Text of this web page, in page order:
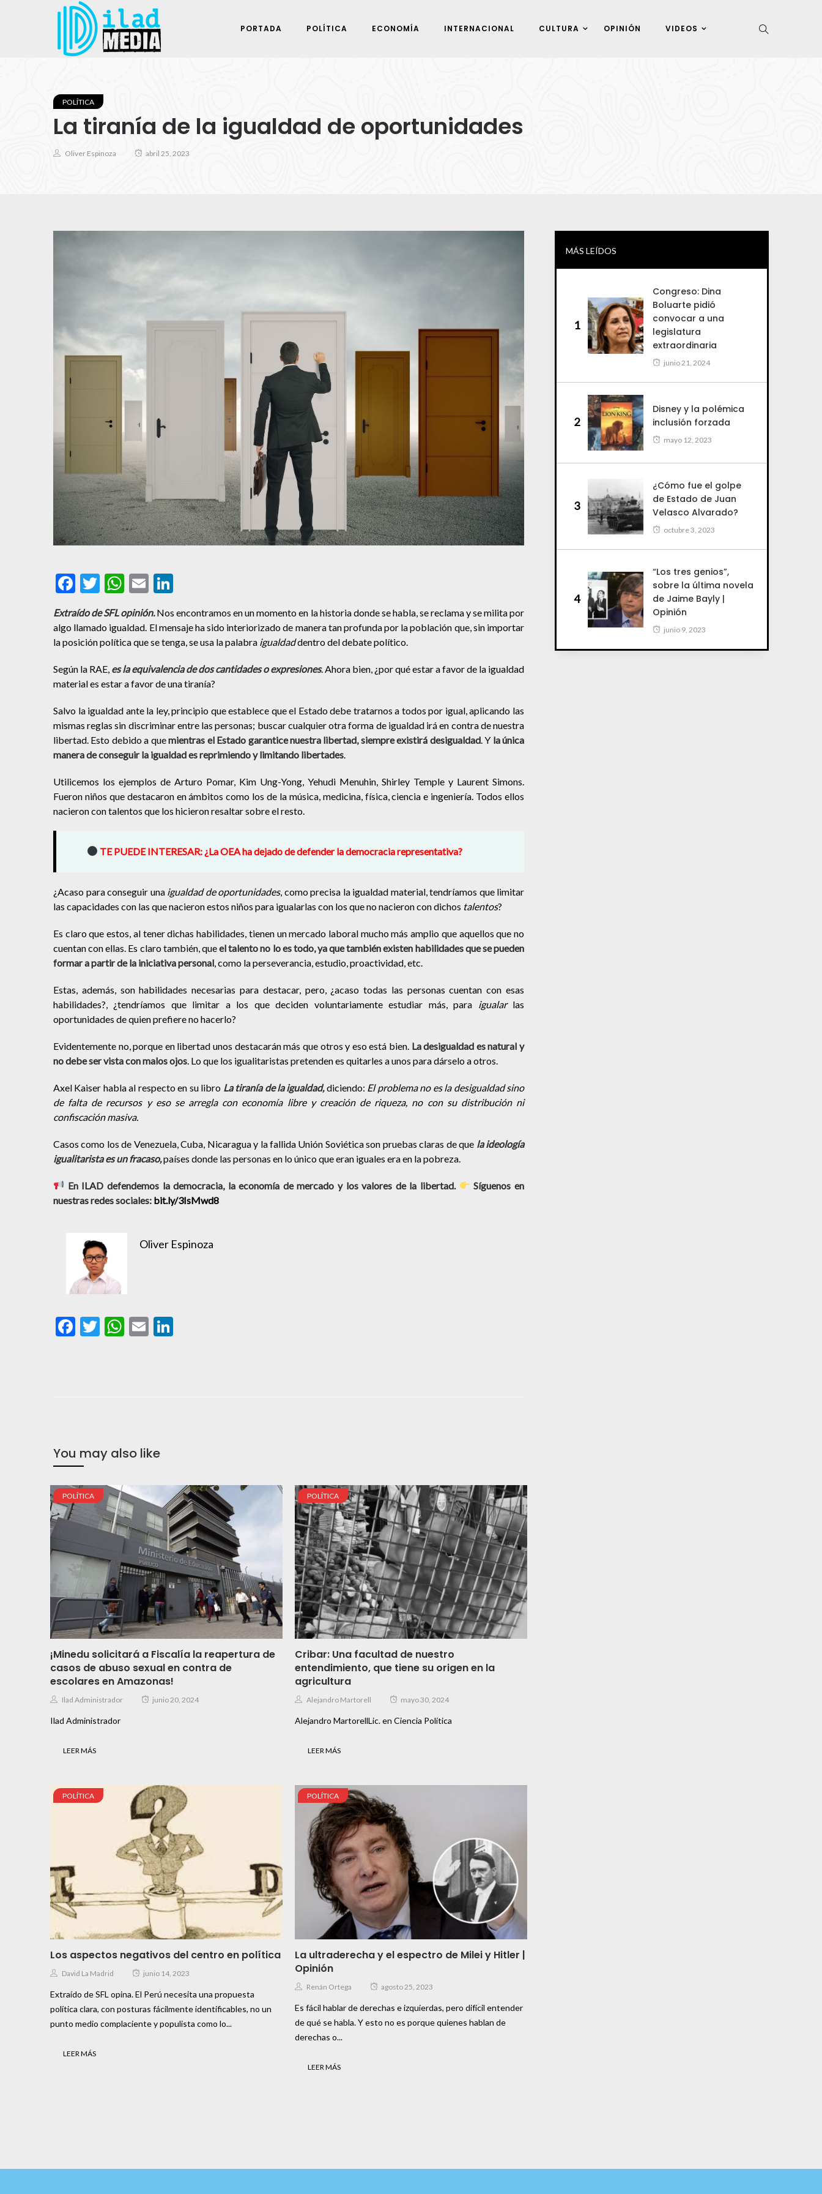
PORTADA POLÍTICA ECONOMÍA INTERNACIONAL CULTURA OPINIÓN VIDEOS
POLÍTICA
La tiranía de la igualdad de oportunidades
Oliver Espinoza abril 25, 2023
Facebook
Twitter
WhatsApp
Email
Extraído de SFL opinión. Nos encontramos en un momento en la historia donde se habla, se reclama y se milita por
algo llamado igualdad. El mensaje ha sido interiorizado de manera tan profunda por la población que, sin importar
la posición política que se tenga, se usa la palabra igualdaddentro del debate político.
Según la RAE, es la equivalencia de dos cantidades o expresiones. Ahora bien, ¿por qué estar a favor de la igualdad
material es estar a favor de una tiranía?
Salvo la igualdad ante la ley, principio que establece que el Estado debe tratarnos a todos por igual, aplicando las
mismas reglas sin discriminar entre las personas; buscar cualquier otra forma de igualdad irá en contra de nuestra
libertad. Esto debido a quemientras el Estado garantice nuestra libertad, siempre existirá desigualdad. Y la única
manera de conseguir la igualdad es reprimiendo y limitando libertades
Utilicemos los ejemplos de Arturo Pomar, Kim Ung-Yong, Yehudi Menuhin, Shirley Temple y Laurent Simons.
Fueron niños que destacaron en ámbitos como los de la música, medicina, física, ciencia e ingeniería. Todos ellos
nacieron con talentos que los hicieron resaltar sobre el resto.
TE PUEDE INTERESAR: ¿La OEA ha dejado de defender la democracia representativa?
¿Acaso para conseguir una igualdad de oportunidades, como precisa la igualdad material, tendríamos que limitar
las capacidades con las que nacieron estos niños para igualarlas con los que no nacieron con dichos talentos?
Es claro que estos, al tener dichas habilidades, tienen un mercado laboral mucho más amplio que aquellos que no
cuentan con ellas. Es claro también, queel talento no lo es todo, ya que también existen habilidades que se pueden
formar a partir de la iniciativa personal , como la perseverancia, estudio, proactividad, etc.
Estas, además, son habilidades necesarias para destacar, pero, ¿acaso todas las personas cuentan con esas
habilidades?, ¿tendríamos que limitar a los que deciden voluntariamente estudiar más, para
igualarlas
oportunidades de quien prefiere no hacerlo?
Evidentemente no, porque en libertad unos destacarán más que otros y eso está bien. La desigualdad es natural y
no debe ser vista con malos ojos . Lo que los igualitaristas pretenden es quitarles a unos para dárselo a otros.
Axel Kaiser habla al respecto en su libro La tiranía de la igualdad, diciendo: El problema no es la desigualdad sino
de falta de recursos y eso se arregla con economía libre y creación de riqueza, no con su distribución ni
confiscación masiva.
Casos como los de Venezuela, Cuba, Nicaragua y la fallida Unión Soviética son pruebas claras de que la ideología
igualitarista es un fracaso,países donde las personas en lo único que eran iguales era en la pobreza.
En ILAD defendemos la democracia, la economía de mercado y los valores de la libertad.
Síguenos en
nuestras redes sociales: bit.ly/3IsMwd8
Oliver Espinoza
Facebook
Twitter
WhatsApp
Email
You may also like
POLÍTICA
¡Minedu solicitará a Fiscalía la reapertura de
casos de abuso sexual en contra de
escolares en Amazonas!
Ilad Administrador junio 20, 2024
Ilad Administrador
LEER MÁS
POLÍTICA
Cribar: Una facultad de nuestro
entendimiento, que tiene su origen en la
agricultura
Alejandro Martorell mayo 30, 2024
Alejandro MartorellLic. en Ciencia Política
LEER MÁS
POLÍTICA
Los aspectos negativos del centro en política
David La Madrid junio 14, 2023
Extraído de SFL opina. El Perú necesita una propuesta
política clara, con posturas fácilmente identificables, no un
punto medio complaciente y populista como lo...
LEER MÁS
POLÍTICA
La ultraderecha y el espectro de Milei y Hitler |
Opinión
Renán Ortega agosto 25, 2023
Es fácil hablar de derechas e izquierdas, pero difícil entender
de qué se habla. Y esto no es porque quienes hablan de
derechas o...
LEER MÁS
MÁS LEÍDOS
1
Congreso: Dina
Boluarte pidió
convocar a una
legislatura
extraordinaria
junio 21, 2024
2
Disney y la polémica
inclusión forzada
mayo 12, 2023
3
¿Cómo fue el golpe
de Estado de Juan
Velasco Alvarado?
octubre 3, 2023
4
“Los tres genios”,
sobre la última novela
de Jaime Bayly |
Opinión
junio 9, 2023